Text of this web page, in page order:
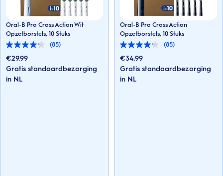
Oral-B Pro Cross Action Wit
Opzetborstels, 10 Stuks
(85)
4.2
van
5
sterren.
€29.99
Gratis standaardbezorging
in NL
Oral-B Pro Cross Action
Opzetborstels, 10 Stuks
(85)
4.2
van
5
sterren.
€34.99
Gratis standaardbezorging
in NL